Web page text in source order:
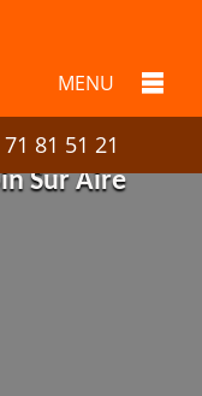
MENU
81 51 21
Sur Aire